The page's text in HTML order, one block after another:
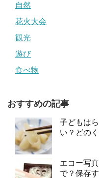
自然
花火大会
観光
遊び
食べ物
おすすめの記事
子どもは
い？どの
エコー写
で？保存